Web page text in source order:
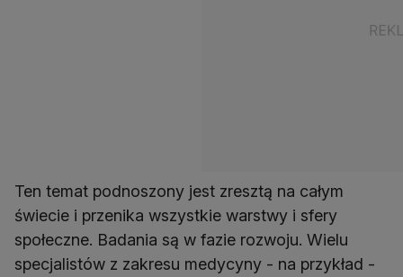
Ten temat podnoszony jest zresztą na całym
świecie i przenika wszystkie warstwy i sfery
społeczne. Badania są w fazie rozwoju. Wielu
specjalistów z zakresu medycyny - na przykład -